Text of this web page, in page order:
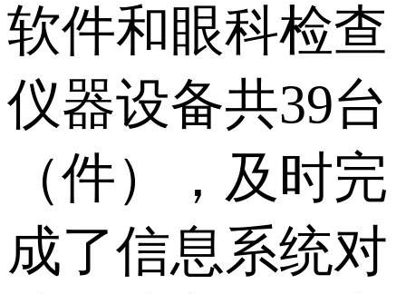
软件和眼科检查
仪器设备共39台
（件），及时完
成了信息系统对